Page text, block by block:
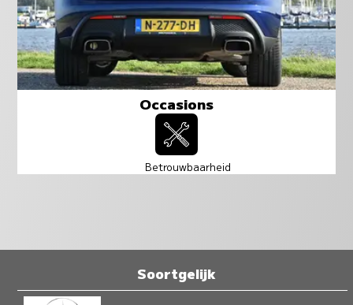
Occasions
Betrouwbaarheid
Soortgelijk